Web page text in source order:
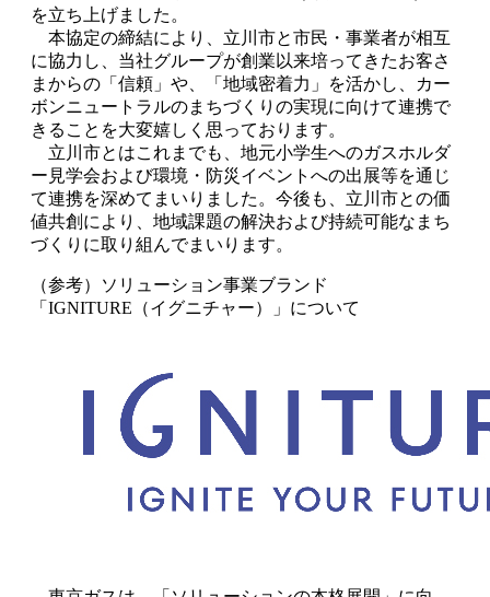
を立ち上げました。
本協定の締結により、立川市と市民・事業者が相互
に協力し、当社グループが創業以来培ってきたお客さ
まからの「信頼」や、「地域密着力」を活かし、カー
ボンニュートラルのまちづくりの実現に向けて連携で
きることを大変嬉しく思っております。
立川市とはこれまでも、地元小学生へのガスホルダ
ー見学会および環境・防災イベントへの出展等を通じ
て連携を深めてまいりました。今後も、立川市との価
値共創により、地域課題の解決および持続可能なまち
づくりに取り組んでまいります。
（参考）ソリューション事業ブランド
「IGNITURE（イグニチャー）」について